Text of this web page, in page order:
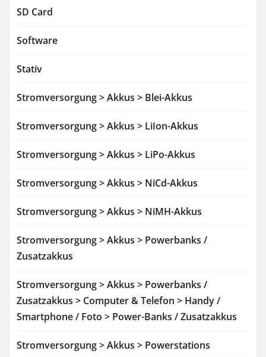
SD Card
Software
Stativ
Stromversorgung > Akkus > Blei-Akkus
Stromversorgung > Akkus > LiIon-Akkus
Stromversorgung > Akkus > LiPo-Akkus
Stromversorgung > Akkus > NiCd-Akkus
Stromversorgung > Akkus > NiMH-Akkus
Stromversorgung > Akkus > Powerbanks /
Zusatzakkus
Stromversorgung > Akkus > Powerbanks /
Zusatzakkus > Computer & Telefon > Handy /
Smartphone / Foto > Power-Banks / Zusatzakkus
Stromversorgung > Akkus > Powerstations